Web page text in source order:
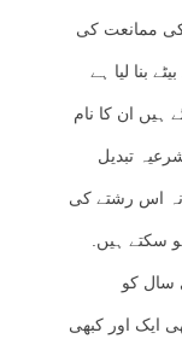
کی ممانعت کی
بنا لیا ہے
ہیں ان کا نام
تبدیل
نہ اس رشتے کی
سکتے ہیں.
کو
ایک اور کبھی